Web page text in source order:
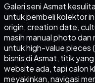
Galeri seni Asmat
untuk pembeli kolektor
origin, creation date,
masih manual photo
untuk high-value pieces
bisnis di Asmat, titik
website ada, tapi calon
meyakinkan, navigasi